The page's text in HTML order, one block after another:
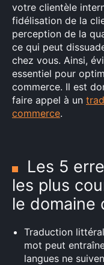
votre clientèle
fidélisation de la
perception de la
ce qui peut
chez vous. Ainsi,
essentiel pour
commerce. Il est
faire appel à un
commerce.
Les 5
les plus
le domaine
Traduction
mot peut
langues ne
Rechercher
: